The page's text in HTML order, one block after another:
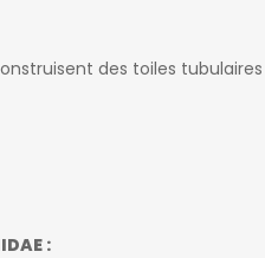
des toiles
: